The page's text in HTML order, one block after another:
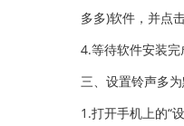
多多)软件，并点击
4.等待软件安装完
三、设置铃声多
1.打开手机上的“